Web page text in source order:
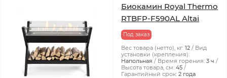
Биокамин Royal Thermo
RTBFP-F590AL Altai
Под заказ
Вес товара (нетто), кг: 12
Вид
установки (крепления):
Напольная
Время горения: 3 ч
Высота товара, см: 45
Гарантийный срок: 2 года